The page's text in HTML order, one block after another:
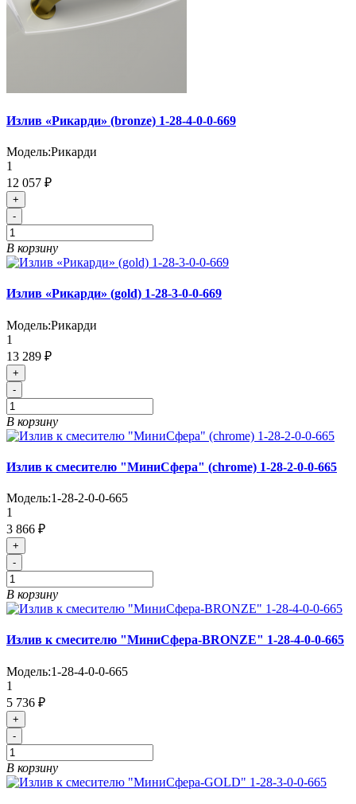
Излив «Рикарди» (bronze) 1-28-4-0-0-669
Модель:Рикарди
1
12 057 ₽
+
-
В корзину
Излив «Рикарди» (gold) 1-28-3-0-0-669
Модель:Рикарди
1
13 289 ₽
+
-
В корзину
Излив к смесителю "МиниСфера" (chrome) 1-28-2-0-0-665
Модель:1-28-2-0-0-665
1
3 866 ₽
+
-
В корзину
Излив к смесителю "МиниСфера-BRONZE" 1-28-4-0-0-665
Модель:1-28-4-0-0-665
1
5 736 ₽
+
-
В корзину